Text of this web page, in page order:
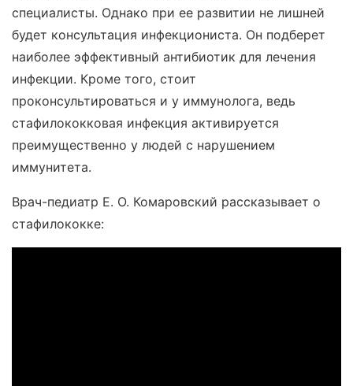
специалисты. Однако при ее развитии не лишней
будет консультация инфекциониста. Он подберет
наиболее эффективный антибиотик для лечения
инфекции. Кроме того, стоит
проконсультироваться и у иммунолога, ведь
стафилококковая инфекция активируется
преимущественно у людей с нарушением
иммунитета.
Врач-педиатр Е. О. Комаровский рассказывает о
стафилококке: